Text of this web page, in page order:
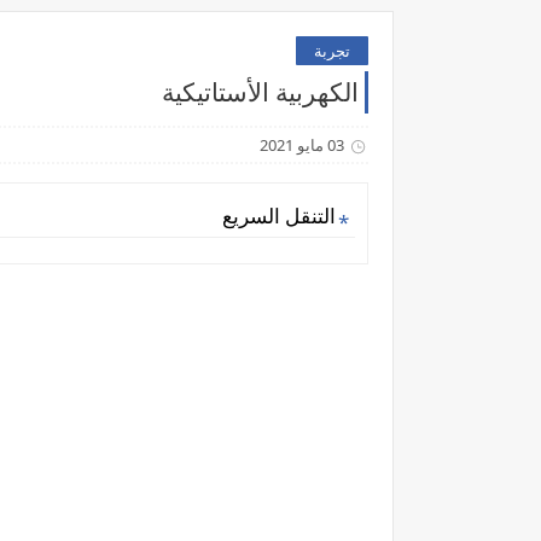
تجربة
الكهربية الأستاتيكية
03 مايو 2021
التنقل السريع